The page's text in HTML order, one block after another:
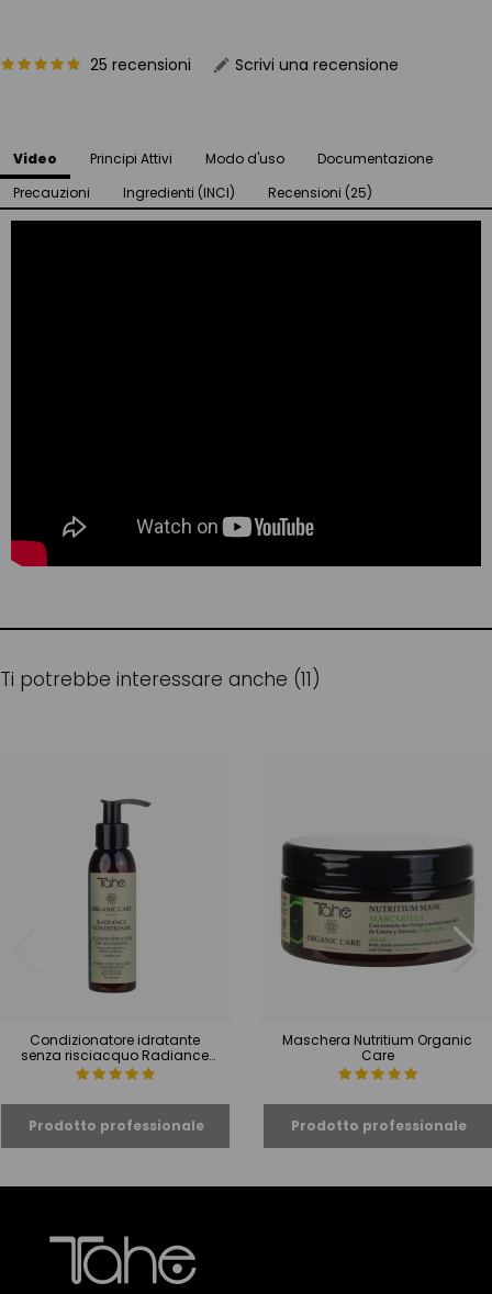
25 recensioni Scrivi una recensione
Video Principi Attivi Modo d'uso
Documentazione
Precauzioni
Ingredienti (INCI) Recensioni (25)
Ti potrebbe interessare anche (11)
Condizionatore idratante
senza risciacquo Radiance
Conditioner
Maschera Nutritium Organic
Care